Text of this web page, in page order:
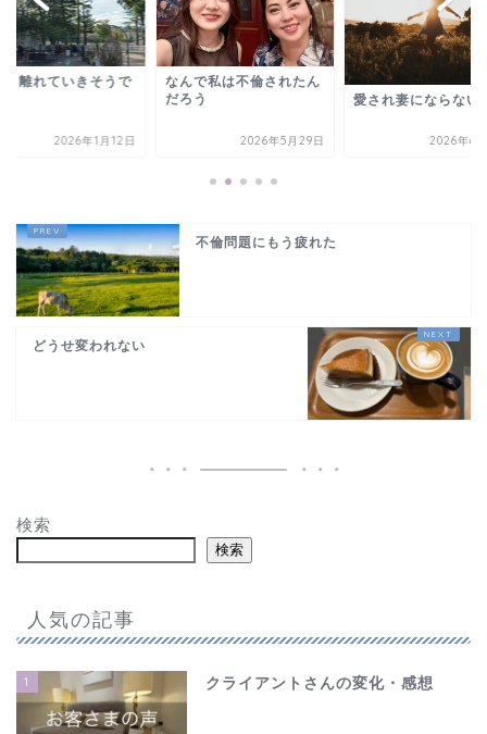
と離れていきそうで
2026年1月12日
なんで私は不倫されたん
だろう
2026年5月29日
愛され妻にならない
2026年6
不倫問題にもう疲れた
どうせ変われない
検索
検索
人気の記事
1 クライアントさんの変化・感想